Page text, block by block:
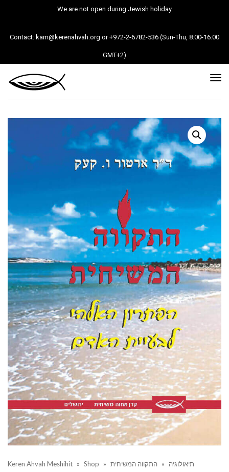
We are not open during Jewish holiday
Contact: kam@kerenahvah.org or +972-2-6782-536 (Sun-Thu, 8:00-16:00
GMT+2)
Keren Ahvah Meshihit » Shop » תיאולוגיה » התקווה המשיחית